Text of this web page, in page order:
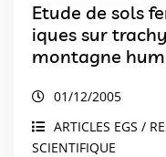
Etude de sols
iques sur
montagne
01/12/2005
ARTICLES EGS /
SCIENTIFIQUE